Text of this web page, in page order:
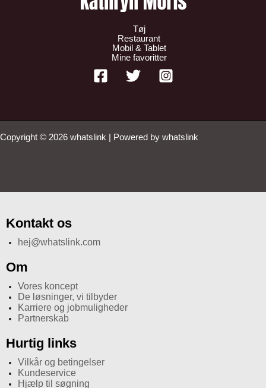
Tøj
Restaurant
Mobil & Tablet
Mine favoritter
Copyright © 2026 whatslink | Powered by whatslink
Kontakt os
hej@whatslink.com
Om
Vores koncept
De løsninger, vi tilbyder
Karriere og jobmuligheder
Partnerskab
Hurtig links
Vilkår og betingelser
Kundeservice
Hjælp til søgning